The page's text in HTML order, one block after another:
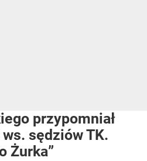
przypomniał
sędziów TK.
Żurka”